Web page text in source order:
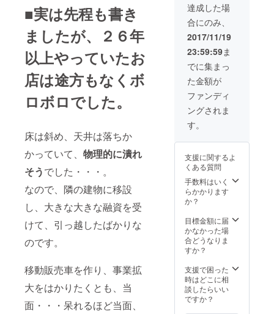
■実は先程も書き
ましたが、２６年
以上やっていたお
店は途方もなくボ
ロボロでした。
床は斜め、天井は落ちか
かっていて、 物理的に潰れ
そうでした・・・。
なので、隣の建物に移設
し、大きな大きな融資を受
けて、引っ越したばかりな
のです。
移動販売車を作り、事業拡
大をはかりたくとも、当
面・・・呆れるほど当面、
達成した場
合にのみ、
2017/11/19
23:59:59ま
でに集まっ
た金額が
ファンディ
ングされま
す。
支援に関するよ
くある質問
手数料はいく
らかかります
か？
目標金額に届
かなかった場
合どうなりま
すか？
支援で困った
時はどこに相
談したらいい
ですか？